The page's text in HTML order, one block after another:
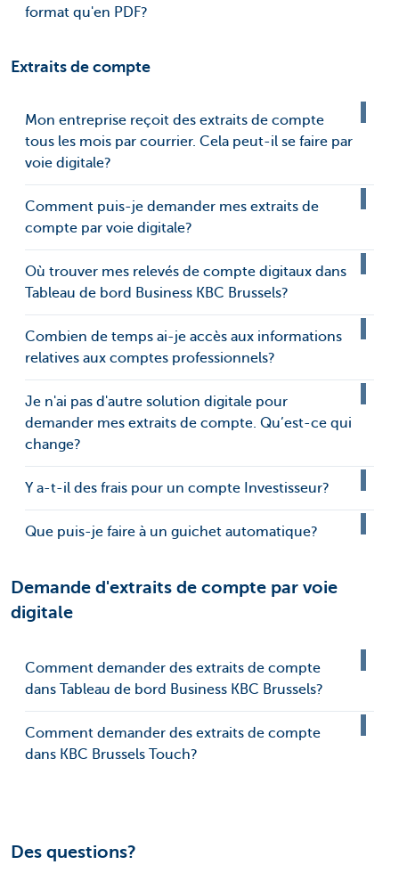
format qu'en PDF?
Extraits de compte
Mon entreprise reçoit des extraits de compte
tous les mois par courrier. Cela peut-il se faire par
voie digitale?
Comment puis-je demander mes extraits de
compte par voie digitale?
Où trouver mes relevés de compte digitaux dans
Tableau de bord Business KBC Brussels?
Combien de temps ai-je accès aux informations
relatives aux comptes professionnels?
Je n'ai pas d'autre solution digitale pour
demander mes extraits de compte. Qu’est-ce qui
change?
Y a-t-il des frais pour un compte Investisseur?
Que puis-je faire à un guichet automatique?
Demande d'extraits de compte par voie
digitale
Comment demander des extraits de compte
dans Tableau de bord Business KBC Brussels?
Comment demander des extraits de compte
dans KBC Brussels Touch?
Des questions?